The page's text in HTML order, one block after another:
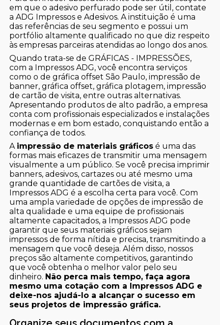
em que o adesivo perfurado pode ser útil, contate
a ADG Impressos e Adesivos. A instituição é uma
das referências de seu segmento e possui um
portfólio altamente qualificado no que diz respeito
às empresas parceiras atendidas ao longo dos anos.
Quando trata-se de GRÁFICAS - IMPRESSÕES,
com a Impressos ADG, você encontra serviços
como o de gráfica offset São Paulo, impressão de
banner, gráfica offset, gráfica plotagem, impressão
de cartão de visita, entre outras alternativas.
Apresentando produtos de alto padrão, a empresa
conta com profissionais especializados e instalações
modernas e em bom estado, conquistando então a
confiança de todos.
A impressão de materiais gráficos é uma das
formas mais eficazes de transmitir uma mensagem
visualmente a um público. Se você precisa imprimir
banners, adesivos, cartazes ou até mesmo uma
grande quantidade de cartões de visita, a
Impressos ADG é a escolha certa para você. Com
uma ampla variedade de opções de impressão de
alta qualidade e uma equipe de profissionais
altamente capacitados, a Impressos ADG pode
garantir que seus materiais gráficos sejam
impressos de forma nítida e precisa, transmitindo a
mensagem que você deseja. Além disso, nossos
preços são altamente competitivos, garantindo
que você obtenha o melhor valor pelo seu
dinheiro. Não perca mais tempo, faça agora
mesmo uma cotação com a Impressos ADG e
deixe-nos ajudá-lo a alcançar o sucesso em
seus projetos de impressão gráfica.